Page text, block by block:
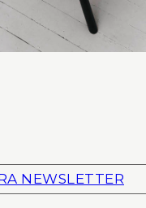
NEWSLETTER